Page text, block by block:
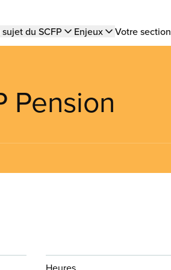
du SCFP Enjeux Votre
Pension